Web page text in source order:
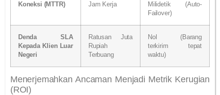
Koneksi (MTTR)
Jam Kerja
Milidetik (Auto-
Failover)
Denda SLA
Kepada Klien Luar
Negeri
Ratusan Juta
Rupiah
Terbuang
Nol (Barang
terkirim tepat
waktu)
Menerjemahkan Ancaman Menjadi Metrik Kerugian
(ROI)